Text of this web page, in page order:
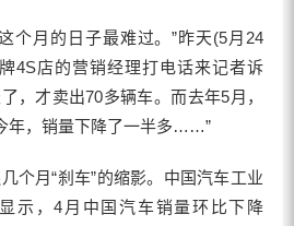
月的日子最难过。”昨天(5月24
4S店的营销经理打电话来记者诉
，才卖出70多辆车。而去年5月，
年，销量下降了一半多……”
月“刹车”的缩影。中国汽车工业
示，4月中国汽车销量环比下降